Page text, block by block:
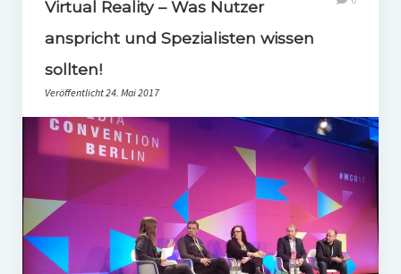
Virtual Reality – Was Nutzer
anspricht und Spezialisten wissen
sollten!
Veröffentlicht 24. Mai 2017